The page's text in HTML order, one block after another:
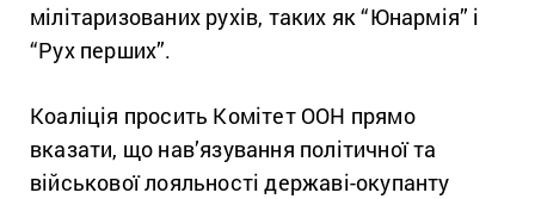
мілітаризованих рухів, таких як “Юнармія” і
“Рух перших”.
Коаліція просить Комітет ООН прямо
вказати, що нав’язування політичної та
військової лояльності державі-окупанту